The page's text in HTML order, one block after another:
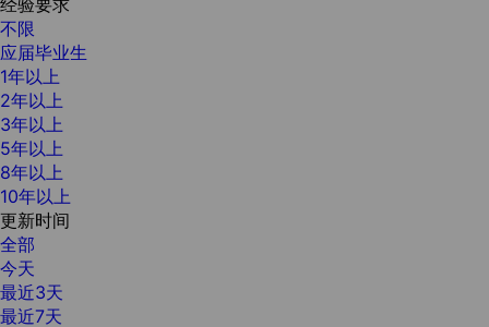
不限
应届毕业生
1年以上
2年以上
3年以上
5年以上
8年以上
10年以上
更新时间
全部
今天
最近3天
最近7天